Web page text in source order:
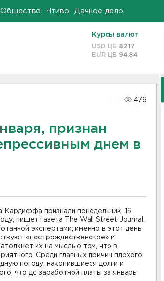
Общество Чтиво Дачное дело
Курсы валют
USD ЦБ 82.17
EUR ЦБ 94.84
476
признан
днем в
Кардиффа признали понедельник, 16
пишет газета The Wall Street Journal.
экспертами, именно в этот день
«построждественское» и
их на мысль о том, что в
Среди главных причин плохого
погоду, накопившиеся долги и
что до заработной платы за январь